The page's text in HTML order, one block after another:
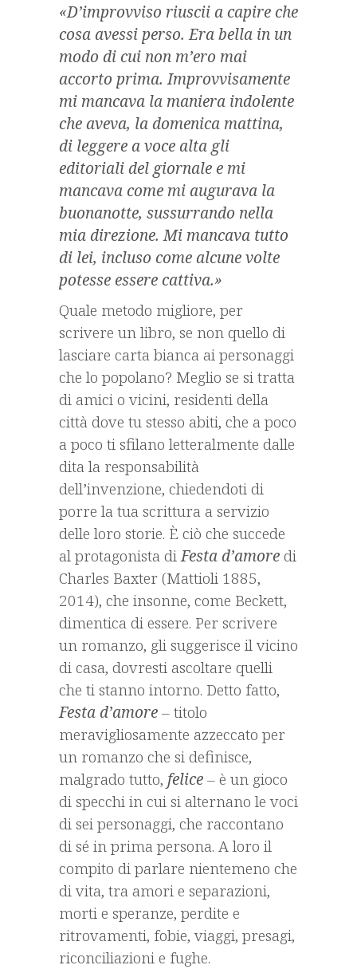
«D’improvviso riuscii a capire che
cosa avessi perso. Era bella in un
modo di cui non m’ero mai
accorto prima. Improvvisamente
mi mancava la maniera indolente
che aveva, la domenica mattina,
di leggere a voce alta gli
editoriali del giornale e mi
mancava come mi augurava la
buonanotte, sussurrando nella
mia direzione. Mi mancava tutto
di lei, incluso come alcune volte
potesse essere cattiva.»
Quale metodo migliore, per
scrivere un libro, se non quello di
lasciare carta bianca ai personaggi
che lo popolano? Meglio se si tratta
di amici o vicini, residenti della
città dove tu stesso abiti, che a poco
a poco ti sfilano letteralmente dalle
dita la responsabilità
dell’invenzione, chiedendoti di
porre la tua scrittura a servizio
delle loro storie. È ciò che succede
al protagonista diFesta d’amoredi
Charles Baxter (Mattioli 1885,
2014), che insonne, come Beckett,
dimentica di essere. Per scrivere
un romanzo, gli suggerisce il vicino
di casa, dovresti ascoltare quelli
che ti stanno intorno. Detto fatto,
Festa d’amore– titolo
meravigliosamente azzeccato per
un romanzo che si definisce,
malgrado tutto, felice– è un gioco
di specchi in cui si alternano le voci
di sei personaggi, che raccontano
di sé in prima persona. A loro il
compito di parlare nientemeno che
di vita, tra amori e separazioni,
morti e speranze, perdite e
ritrovamenti, fobie, viaggi, presagi,
riconciliazioni e fughe.